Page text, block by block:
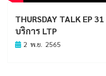
THURSDAY TALK EP
บริการ LTP
2 พ.ย. 2565